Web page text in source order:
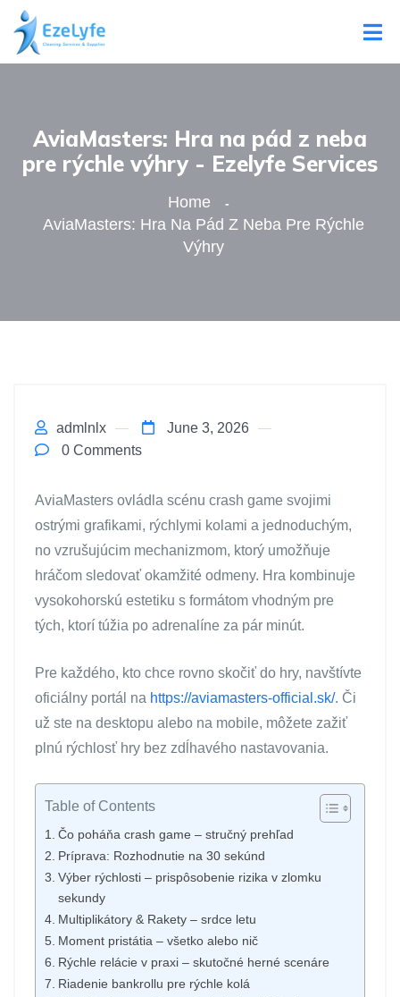
AviaMasters: Hra na pád z neba
pre rýchle výhry - Ezelyfe Services
Home
AviaMasters: Hra Na Pád Z Neba Pre Rýchle
Výhry
admlnlx
June 3, 2026
0 Comments
AviaMasters ovládla scénu crash game svojimi
ostrými grafikami, rýchlymi kolami a jednoduchým,
no vzrušujúcim mechanizmom, ktorý umožňuje
hráčom sledovať okamžité odmeny. Hra kombinuje
vysokohorskú estetiku s formátom vhodným pre
tých, ktorí túžia po adrenalíne za pár minút.
Pre každého, kto chce rovno skočiť do hry, navštívte
oficiálny portál na https://aviamasters-official.sk/. Či
už ste na desktopu alebo na mobile, môžete zažiť
plnú rýchlosť hry bez zdĺhavého nastavovania.
Table of Contents
Čo poháňa crash game – stručný prehľad
Príprava: Rozhodnutie na 30 sekúnd
Výber rýchlosti – prispôsobenie rizika v zlomku
sekundy
Multiplikátory & Rakety – srdce letu
Moment pristátia – všetko alebo nič
Rýchle relácie v praxi – skutočné herné scenáre
Riadenie bankrollu pre rýchle kolá